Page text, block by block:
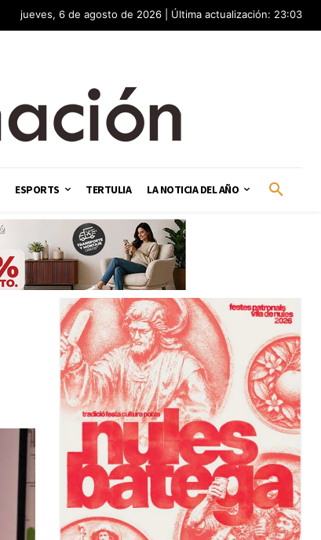
jueves, 6 de agosto de 2026 | Última actualización: 23:03
ESPORTS TERTULIA LA NOTICIA DEL AÑO